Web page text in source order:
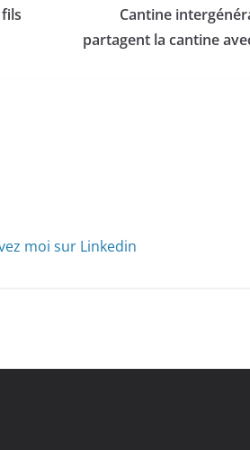
Cantine
partagent la cantine
moi sur Linkedin